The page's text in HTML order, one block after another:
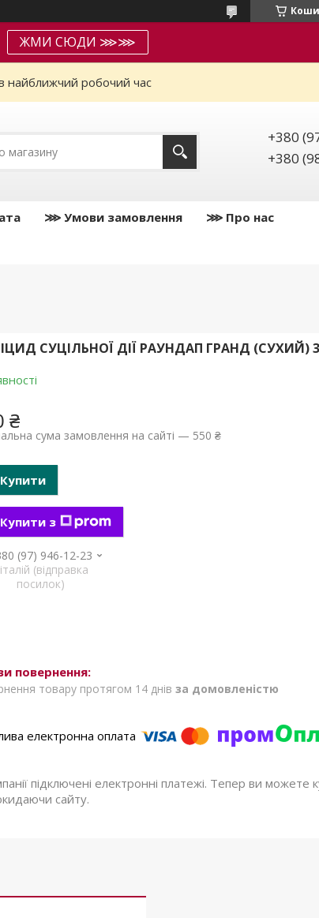
ЖМИ СЮДИ ⋙⋙
найближчий робочий час
+380
+380
⋙ Умови замовлення
⋙ Про нас
СУЦІЛЬНОЇ ДІЇ РАУНДАП ГРАНД (СУХИЙ)
₴
сума замовлення на сайті — 550 ₴
Купити
Купити з
(97) 946-12-23
(відправка
посилок)
товару протягом 14 днів за домовленістю
підключені електронні платежі. Тепер ви
сайту.